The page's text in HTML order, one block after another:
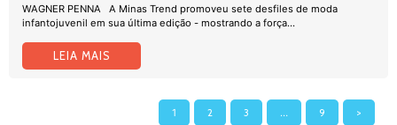
WAGNER PENNA A Minas Trend promoveu sete desfiles de moda
infantojuvenil em sua última edição - mostrando a força...
LEIA MAIS
1 2 3 … 9 >